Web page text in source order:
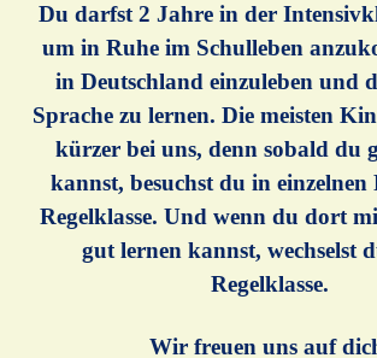
Du darfst 2 Jahre in der
um in Ruhe im Schulleben
in Deutschland einzuleben und
Sprache zu lernen. Die meisten
kürzer bei uns, denn sobald du
kannst, besuchst du in einzelnen
Regelklasse. Und wenn du dort
gut lernen kannst, wechselst
Regelklasse.
Wir freuen uns auf